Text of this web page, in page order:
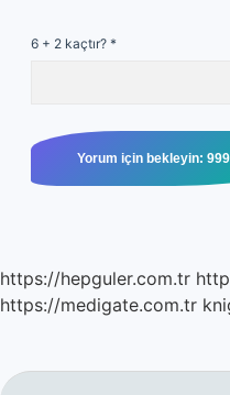
6 + 2 kaçtır? *
https://hepguler.com.tr
https://medigate.com.tr